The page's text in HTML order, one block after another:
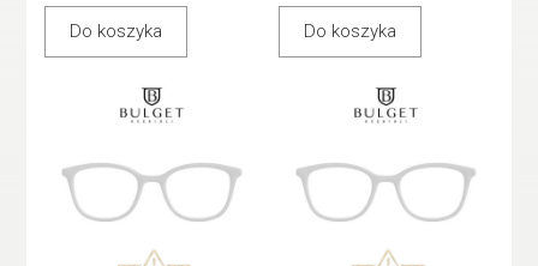
Do koszyka Do koszyka